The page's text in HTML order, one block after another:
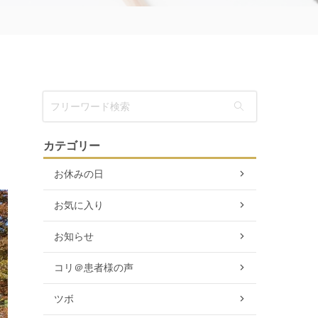
カテゴリー
お休みの日
お気に入り
お知らせ
コリ＠患者様の声
ツボ